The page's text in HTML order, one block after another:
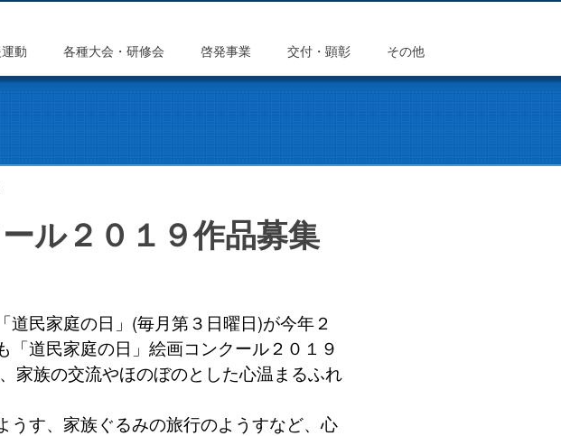
動 各種大会・研修会 啓発事業 交付・顕彰 その他
ル２０１９作品募集
民家庭の日」(毎月第３日曜日)が今年２
道民家庭の日」絵画コンクール２０１９
家族の交流やほのぼのとした心温まるふれ
す、家族ぐるみの旅行のようすなど、心